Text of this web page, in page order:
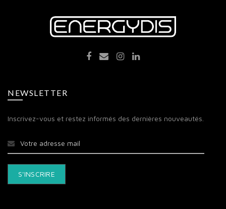
NEWSLETTER
Inscrivez-vous et restez informés des dernières nouveautés.